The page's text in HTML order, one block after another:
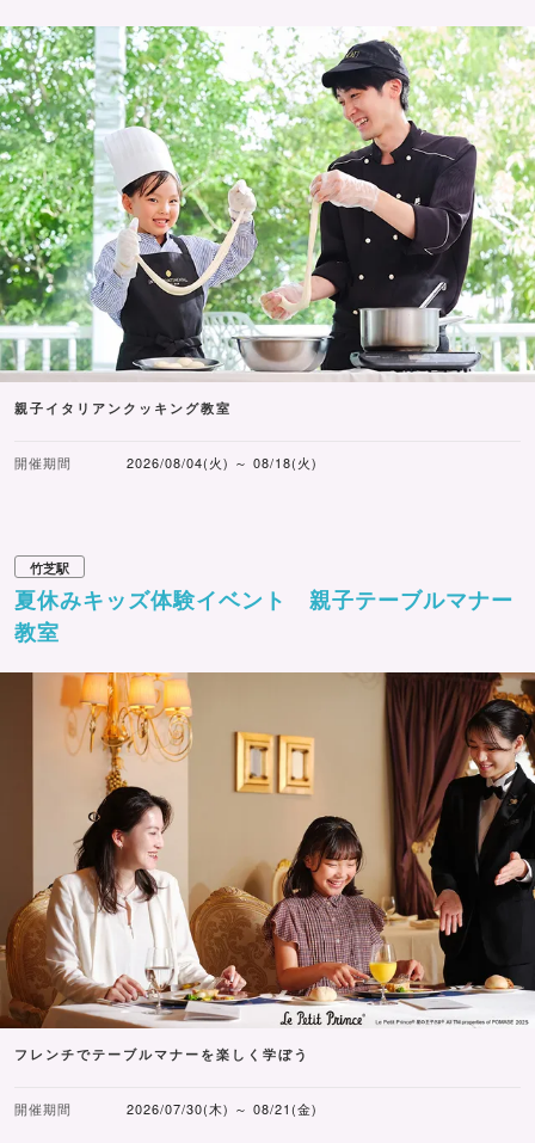
親子イタリアンクッキング教室
開催期間 2026/08/04(火) ～ 08/18(火)
竹芝駅
夏休みキッズ体験イベント 親子テーブルマナー
教室
フレンチでテーブルマナーを楽しく学ぼう
開催期間 2026/07/30(木) ～ 08/21(金)